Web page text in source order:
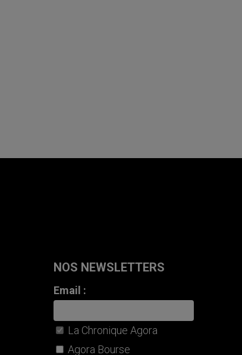
NOS NEWSLETTERS
Email :
La Chronique Agora
Agora Bourse